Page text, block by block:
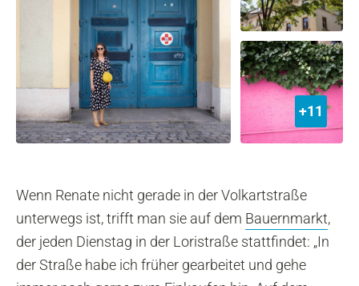
+11
Wenn Renate nicht gerade in der Volkartstraße
unterwegs ist, trifft man sie auf dem Bauernmarkt,
der jeden Dienstag in der Loristraße stattfindet: „In
der Straße habe ich früher gearbeitet und gehe